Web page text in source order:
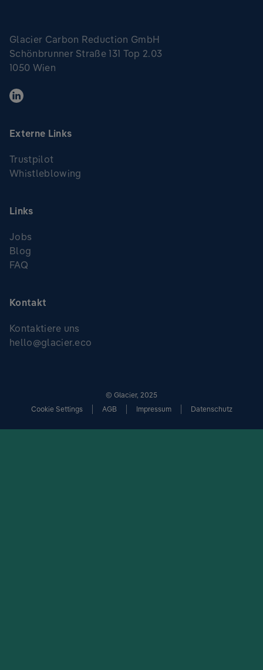
Glacier Carbon Reduction GmbH
Schönbrunner Straße 131 Top 2.03
1050 Wien
Externe Links
Trustpilot
Whistleblowing
Links
Jobs
Blog
FAQ
Kontakt
Kontaktiere uns
hello@glacier.eco
© Glacier, 2025
Cookie Settings
AGB Impressum Datenschutz